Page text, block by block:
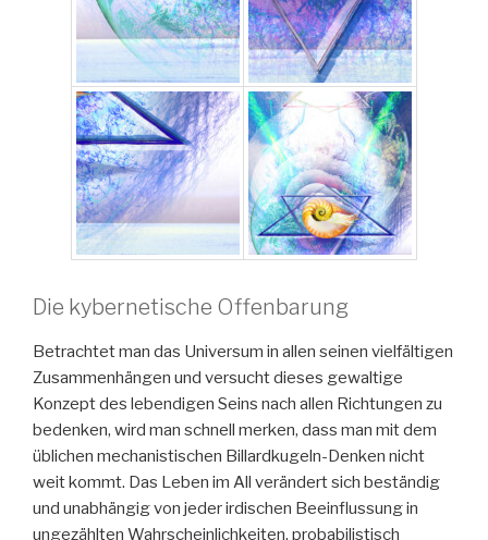
Die kybernetische Offenbarung
Betrachtet man das Universum in allen seinen vielfältigen
Zusammenhängen und versucht dieses gewaltige
Konzept des lebendigen Seins nach allen Richtungen zu
bedenken, wird man schnell merken, dass man mit dem
üblichen mechanistischen Billardkugeln-Denken nicht
weit kommt. Das Leben im All verändert sich beständig
und unabhängig von jeder irdischen Beeinflussung in
ungezählten Wahrscheinlichkeiten, probabilistisch